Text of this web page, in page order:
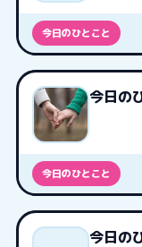
今日のひとこと
今日の
今日のひとこと
今日の